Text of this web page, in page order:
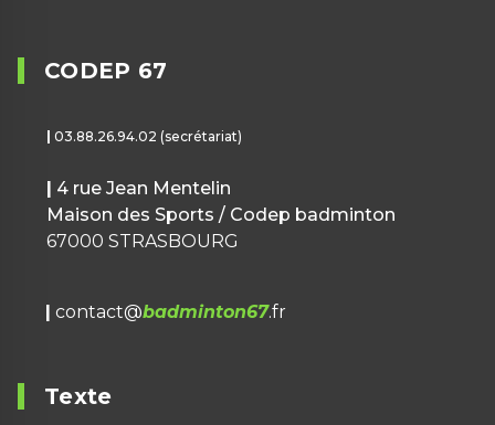
CODEP 67
| 03.88.26.94.02 (secrétariat)
| 4 rue Jean Mentelin
Maison des Sports / Codep badminton
67000 STRASBOURG
| contact@badminton67.fr
Texte